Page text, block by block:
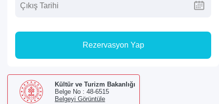
Rezervasyon Yap
Kültür ve Turizm Bakanlığı
Belge No : 48-6515
Belgeyi Görüntüle